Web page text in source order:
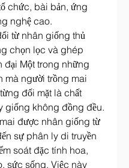
chức, bài bản, ứng
nghệ cao.
từ nhân giống thủ
chọn lọc và ghép
đại Một trong những
mà người trồng mai
đối mặt là chất
giống không đồng đều.
được nhân giống từ
sự phân ly di truyền
soát đặc tính hoa,
sức sống. Việc này